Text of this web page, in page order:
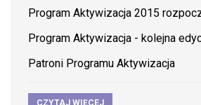
Program Aktywizacja 2015
Program Aktywizacja - kolejna
Patroni Programu Aktywizacja
CZYTAJ WIĘCEJ